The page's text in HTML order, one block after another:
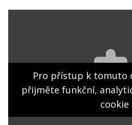
Obchodní podmínky
Hledaná fráze
Pro přístup k tomuto
přijměte funkční,
cookie